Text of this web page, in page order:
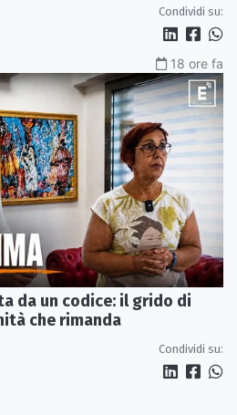
Condividi su:
18 ore fa
da un codice: il grido di
che rimanda
Condividi su: